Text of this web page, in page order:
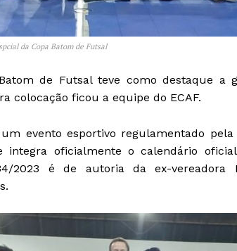
da Copa Batom de Futsal
de Futsal teve como destaque a
colocação ficou a equipe do ECAF.
evento esportivo regulamentado
integra oficialmente o calendário
2023 é de autoria da ex-